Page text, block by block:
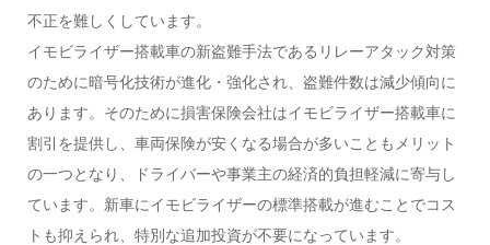
不正を難しくしています。
イモビライザー搭載車の新盗難手法であるリレーアタック対策
のために暗号化技術が進化・強化され、盗難件数は減少傾向に
あります。そのために損害保険会社はイモビライザー搭載車に
割引を提供し、車両保険が安くなる場合が多いこともメリット
の一つとなり、ドライバーや事業主の経済的負担軽減に寄与し
ています。新車にイモビライザーの標準搭載が進むことでコス
トも抑えられ、特別な追加投資が不要になっています。